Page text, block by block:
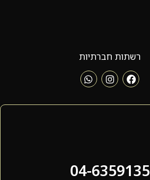
רשתות חברתיות
04-6359135